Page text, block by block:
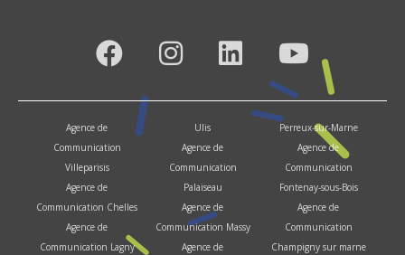
Agence de
Communication
Villeparisis
Agence de
Communication Chelles
Agence de
Communication Lagny
Ulis
Agence de
Communication
Palaiseau
Agence de
Communication Massy
Agence de
Perreux-sur-Marne
Agence de
Communication
Fontenay-sous-Bois
Agence de
Communication
Champigny sur marne